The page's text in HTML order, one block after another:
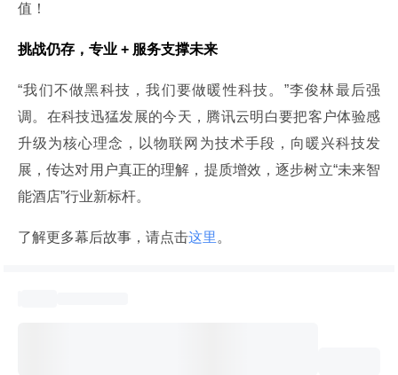
值！
挑战仍存，专业 + 服务支撑未来
“我们不做黑科技，我们要做暖性科技。”李俊林最后强
调。在科技迅猛发展的今天，腾讯云明白要把客户体验感
升级为核心理念，以物联网为技术手段，向暖兴科技发
展，传达对用户真正的理解，提质增效，逐步树立“未来智
能酒店”行业新标杆。
了解更多幕后故事，请点击这里 。